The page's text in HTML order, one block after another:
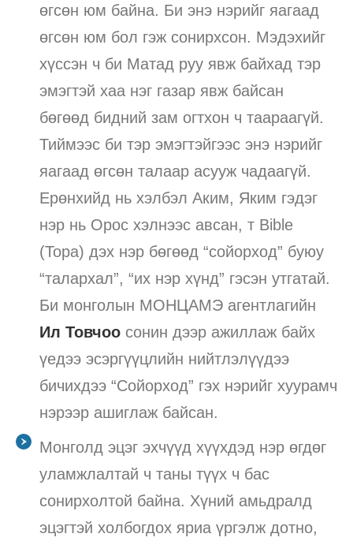
өгсөн юм байна. Би энэ нэрийг яагаад
өгсөн юм бол гэж сонирхсон. Мэдэхийг
хүссэн ч би Матад руу явж байхад тэр
эмэгтэй хаа нэг газар явж байсан
бөгөөд бидний зам огтхон ч таараагүй.
Тиймээс би тэр эмэгтэйгээс энэ нэрийг
яагаад өгсөн талаар асууж чадаагүй.
Ерөнхийд нь хэлбэл Аким, Яким гэдэг
нэр нь Орос хэлнээс авсан, т Bible
(Тора) дэх нэр бөгөөд “сойорход” буюу
“талархал”, “их нэр хүнд” гэсэн утгатай.
Би монголын МОНЦАМЭ агентлагийн
Ил Товчоо сонин дээр ажиллаж байх
үедээ эсэргүүцлийн нийтлэлүүдээ
бичихдээ “Сойорход” гэх нэрийг хуурамч
нэрээр ашиглаж байсан.
Монголд эцэг эхчүүд хүүхдэд нэр өгдөг
уламжлалтай ч таны түүх ч бас
сонирхолтой байна. Хүний амьдралд
эцэгтэй холбогдох яриа үргэлж дотно,